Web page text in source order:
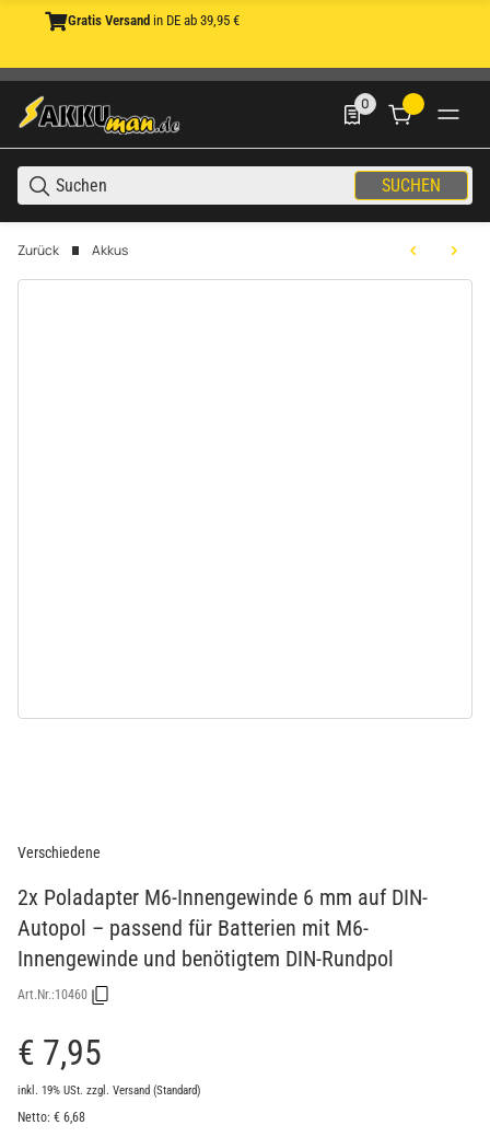
Gratis Versand in DE ab 39,95 €
SUCHEN
0
0 Produkte in der
Zurück Akkus
Verschiedene
2x Poladapter M6-Innengewinde 6 mm auf DIN-
Autopol – passend für Batterien mit M6-
Innengewinde und benötigtem DIN-Rundpol
Art.Nr.:10460
€ 7,95
inkl. 19% USt. zzgl. Versand (Standard)
Netto: € 6,68